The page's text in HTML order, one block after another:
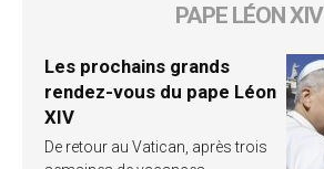
PAPE LÉON XIV
Les prochains grands
rendez-vous du pape Léon
XIV
De retour au Vatican, après trois